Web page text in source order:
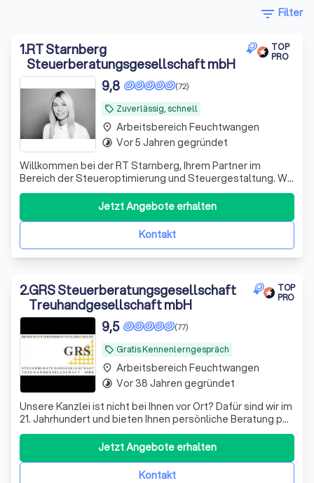
filter_list Filter
1.RT Starnberg
Steuerberatungsgesellschaft mbH
TOP
PRO
local_offer Zuverlässig, schnell
(72)
9,8
Willkommen bei der RT Starnberg, Ihrem Partner im
Bereich der Steueroptimierung und Steuergestaltung. Wir
legen unseren Fokus auf individuelle Optimierung Ihrer
Kontakt
Jetzt Angebote erhalten
place Arbeitsbereich Feuchtwangen
timelapse Vor 5 Jahren gegründet
2.GRS Steuerberatungsgesellschaft
Treuhandgesellschaft mbH
TOP
PRO
local_offer Gratis Kennenlerngespräch
(77)
9,5
Unsere Kanzlei ist nicht bei Ihnen vor Ort? Dafür sind wir im
21. Jahrhundert und bieten Ihnen persönliche Beratung per
Video, WhatsApp und anderen Medien - wir sehen uns!
Datenaustausch - digital
Kontakt
Jetzt Angebote erhalten
place Arbeitsbereich Feuchtwangen
timelapse Vor 38 Jahren gegründet